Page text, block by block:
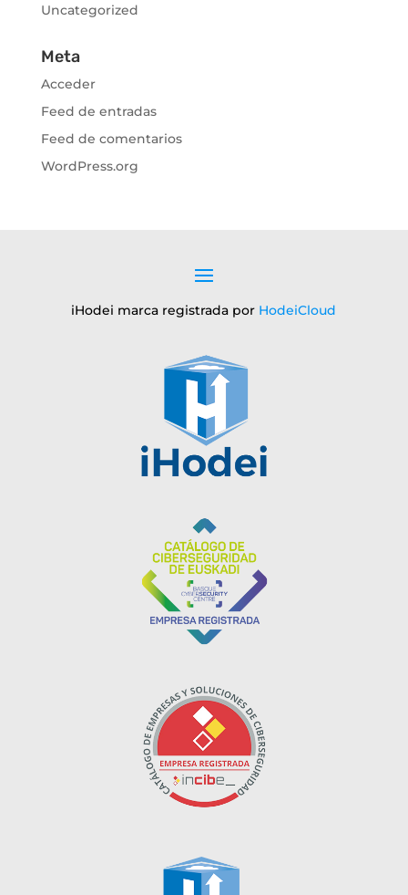
Uncategorized
Meta
Acceder
Feed de entradas
Feed de comentarios
WordPress.org
iHodei marca registrada por HodeiCloud